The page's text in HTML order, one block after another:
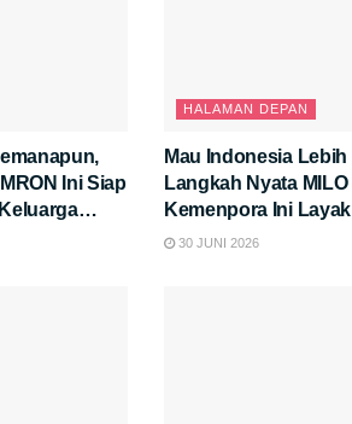
Ini Siap
HALAMAN DEPAN
Mau Indonesia
Langkah Nyata MILO
Kemenpora Ini Layak
Diapresiasi
30 JUNI 2026